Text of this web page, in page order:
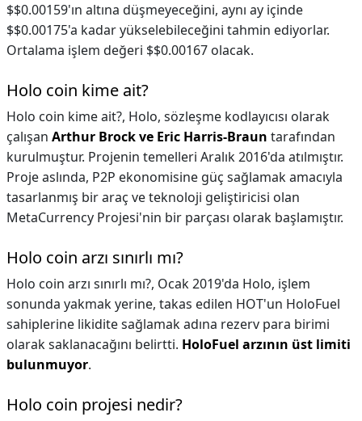
$$0.00159'ın altına düşmeyeceğini, aynı ay içinde
$$0.00175'a kadar yükselebileceğini tahmin ediyorlar.
Ortalama işlem değeri $$0.00167 olacak.
Holo coin kime ait?
Holo coin kime ait?, Holo, sözleşme kodlayıcısı olarak
çalışan Arthur Brock ve Eric Harris-Braun tarafından
kurulmuştur. Projenin temelleri Aralık 2016'da atılmıştır.
Proje aslında, P2P ekonomisine güç sağlamak amacıyla
tasarlanmış bir araç ve teknoloji geliştiricisi olan
MetaCurrency Projesi'nin bir parçası olarak başlamıştır.
Holo coin arzı sınırlı mı?
Holo coin arzı sınırlı mı?, Ocak 2019'da Holo, işlem
sonunda yakmak yerine, takas edilen HOT'un HoloFuel
sahiplerine likidite sağlamak adına rezerv para birimi
olarak saklanacağını belirtti. HoloFuel arzının üst limiti
bulunmuyor.
Holo coin projesi nedir?